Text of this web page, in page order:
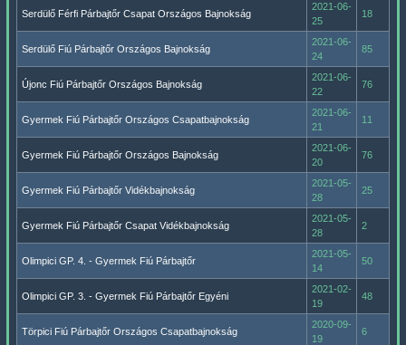
Serdülő Férfi Párbajtőr Csapat Országos Bajnokság
2021-06-
25
18
Serdülő Fiú Párbajtőr Országos Bajnokság
2021-06-
24
85
Újonc Fiú Párbajtőr Országos Bajnokság
2021-06-
22
76
Gyermek Fiú Párbajtőr Országos Csapatbajnokság
2021-06-
21
11
Gyermek Fiú Párbajtőr Országos Bajnokság
2021-06-
20
76
Gyermek Fiú Párbajtőr Vidékbajnokság
2021-05-
28
25
Gyermek Fiú Párbajtőr Csapat Vidékbajnokság
2021-05-
28
2
Olimpici GP. 4. - Gyermek Fiú Párbajtőr
2021-05-
14
50
Olimpici GP. 3. - Gyermek Fiú Párbajtőr Egyéni
2021-02-
19
48
Törpici Fiú Párbajtőr Országos Csapatbajnokság
2020-09-
19
6